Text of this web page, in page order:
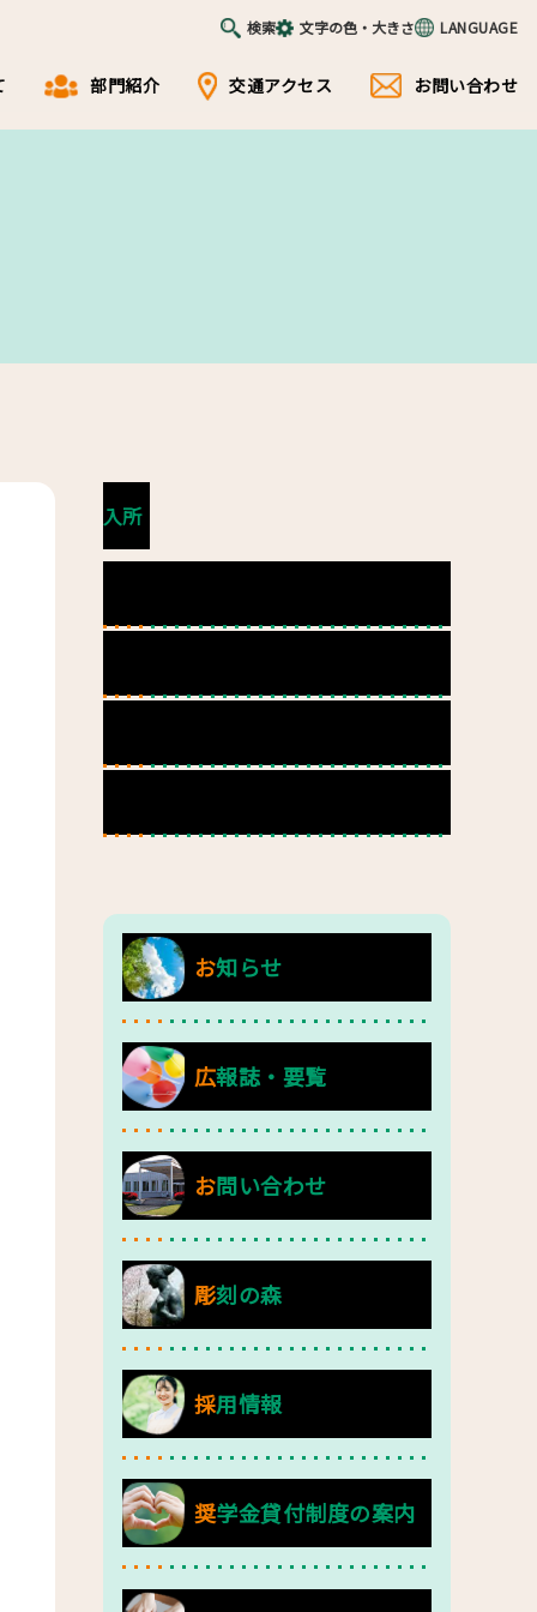
検索 文字の色・大きさ LANGUAGE
部門紹介 交通アクセス お問い合わせ
入所
お知らせ
広報誌・要覧
お問い合わせ
彫刻の森
採用情報
奨学金貸付制度の案内